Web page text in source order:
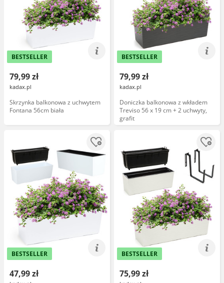
BESTSELLER
79,99 zł
kadax.pl
Skrzynka balkonowa z uchwytem
Fontana 56cm biała
BESTSELLER
79,99 zł
kadax.pl
Doniczka balkonowa z wkładem
Treviso 56 x 19 cm + 2 uchwyty,
grafit
BESTSELLER
47,99 zł
BESTSELLER
75,99 zł